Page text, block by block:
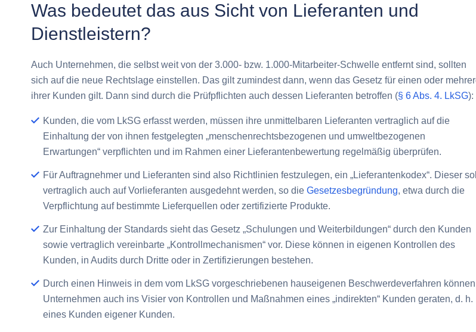
Was bedeutet das aus Sicht von Lieferanten und
Dienstleistern?
Auch Unternehmen, die selbst weit von der 3.000- bzw. 1.000-Mitarbeiter-Schwelle entfernt sind, sollten
sich auf die neue Rechtslage einstellen. Das gilt zumindest dann, wenn das Gesetz für einen oder
ihrer Kunden gilt. Dann sind durch die Prüfpflichten auch dessen Lieferanten betroffen (§ 6 Abs. 4. LkSG):
Kunden, die vom LkSG erfasst werden, müssen ihre unmittelbaren Lieferanten vertraglich auf die
Einhaltung der von ihnen festgelegten „menschenrechtsbezogenen und umweltbezogenen
Erwartungen“ verpflichten und im Rahmen einer Lieferantenbewertung regelmäßig überprüfen.
Für Auftragnehmer und Lieferanten sind also Richtlinien festzulegen, ein „Lieferantenkodex“. Dieser soll
vertraglich auch auf Vorlieferanten ausgedehnt werden, so die Gesetzesbegründung, etwa durch die
Verpflichtung auf bestimmte Lieferquellen oder zertifizierte Produkte.
Zur Einhaltung der Standards sieht das Gesetz „Schulungen und Weiterbildungen“ durch den Kunden
sowie vertraglich vereinbarte „Kontrollmechanismen“ vor. Diese können in eigenen Kontrollen des
Kunden, in Audits durch Dritte oder in Zertifizierungen bestehen.
Durch einen Hinweis in dem vom LkSG vorgeschriebenen hauseigenen Beschwerdeverfahren können
Unternehmen auch ins Visier von Kontrollen und Maßnahmen eines „indirekten“ Kunden geraten, d. h.
eines Kunden eigener Kunden.